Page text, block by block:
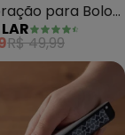
para Bolo
R$ 49,99